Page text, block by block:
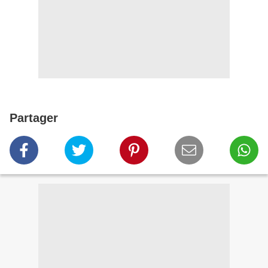
Partager